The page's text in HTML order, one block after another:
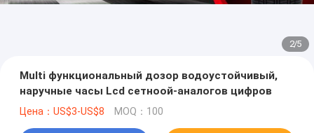
2/5
Multi функциональный дозор водоустойчивый,
наручные часы Lcd сетноой-аналогов цифров
Цена：US$3-US$8 MOQ：100